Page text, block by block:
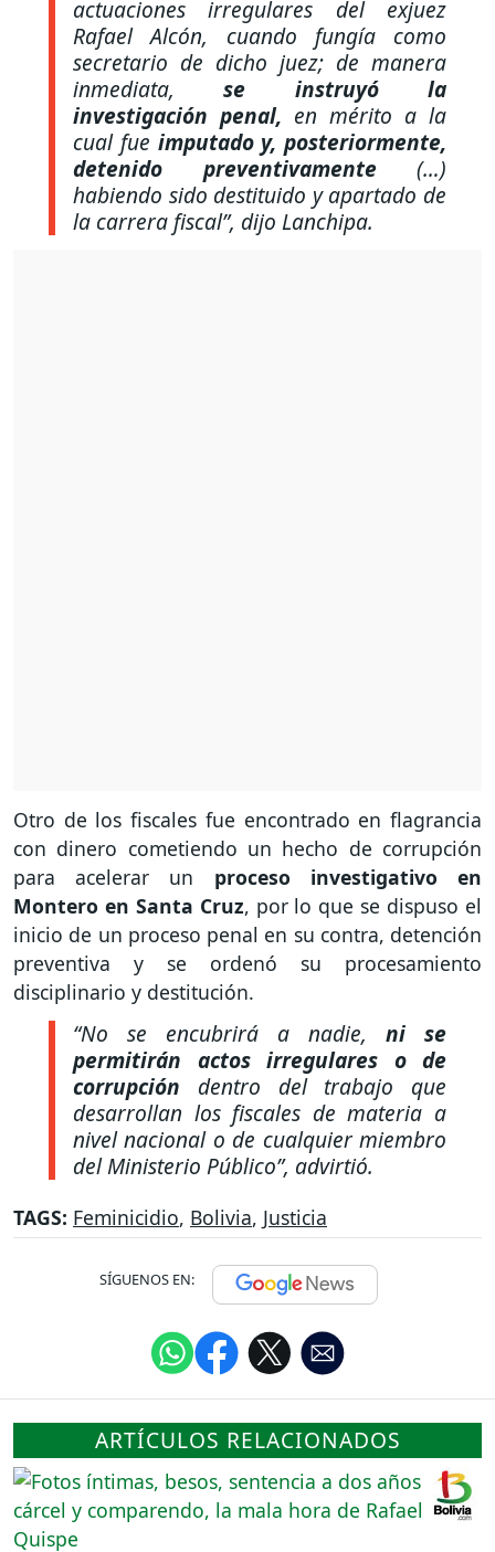
actuaciones irregulares del exjuez
Rafael Alcón, cuando fungía como
secretario de dicho juez; de manera
inmediata,se instruyó la
investigación penal, en mérito a la
cual fue imputado y, posteriormente,
detenido preventivamente(…)
habiendo sido destituido y apartado de
la carrera fiscal”, dijo Lanchipa.
Otro de los fiscales fue encontrado en flagrancia
con dinero cometiendo un hecho de corrupción
para acelerar un proceso investigativo en
Montero en Santa Cruz, por lo que se dispuso el
inicio de un proceso penal en su contra, detención
preventiva y se ordenó su procesamiento
disciplinario y destitución.
“No se encubrirá a nadie, ni se
permitirán actos irregulares o de
corrupción dentro del trabajo que
desarrollan los fiscales de materia a
nivel nacional o de cualquier miembro
del Ministerio Público”, advirtió.
TAGS: Feminicidio, Bolivia, Justicia
SÍGUENOS EN:
ARTÍCULOS RELACIONADOS